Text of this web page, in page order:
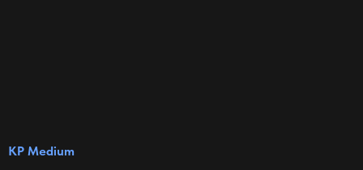
KP Medium